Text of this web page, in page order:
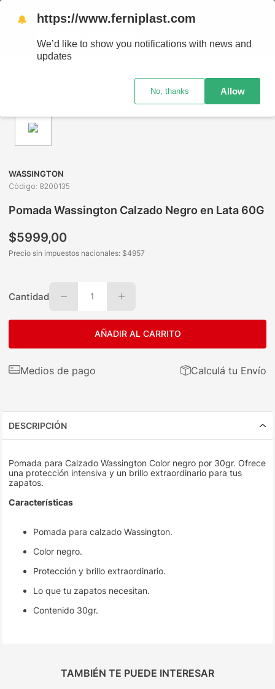
WASSINGTON
Código: 8200135
Pomada Wassington Calzado Negro en Lata 60G
$5999,00
Precio sin impuestos nacionales: $4957
Cantidad 1
AÑADIR AL CARRITO
Medios de pago Calculá tu Envío
DESCRIPCIÓN
Pomada para Calzado Wassington Color negro por 30gr. Ofrece
una protección intensiva y un brillo extraordinario para tus
zapatos.
Características
Pomada para calzado Wassington.
Color negro.
Protección y brillo extraordinario.
Lo que tu zapatos necesitan.
Contenido 30gr.
TAMBIÉN TE PUEDE INTERESAR
🔔 https://www.ferniplast.com
We’d like to show you notifications with news and
updates
No, thanks Allow